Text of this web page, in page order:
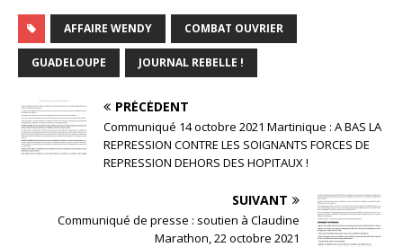
AFFAIRE WENDY COMBAT OUVRIER
GUADELOUPE JOURNAL REBELLE !
PRÉCÉDENT
Communiqué 14 octobre 2021 Martinique : A BAS LA
REPRESSION CONTRE LES SOIGNANTS FORCES DE
REPRESSION DEHORS DES HOPITAUX !
SUIVANT
Communiqué de presse : soutien à Claudine
Marathon, 22 octobre 2021